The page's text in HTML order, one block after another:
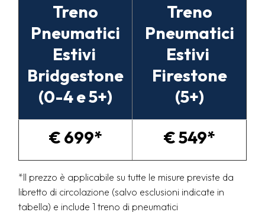
Treno
Pneumatici
Estivi
Bridgestone
(0-4 e 5+)
Treno
Pneumatici
Estivi
Firestone
(5+)
€ 699*
€ 549*
*Il prezzo è applicabile su tutte le misure previste da
libretto di circolazione (salvo esclusioni indicate in
tabella) e include 1 treno di pneumatici